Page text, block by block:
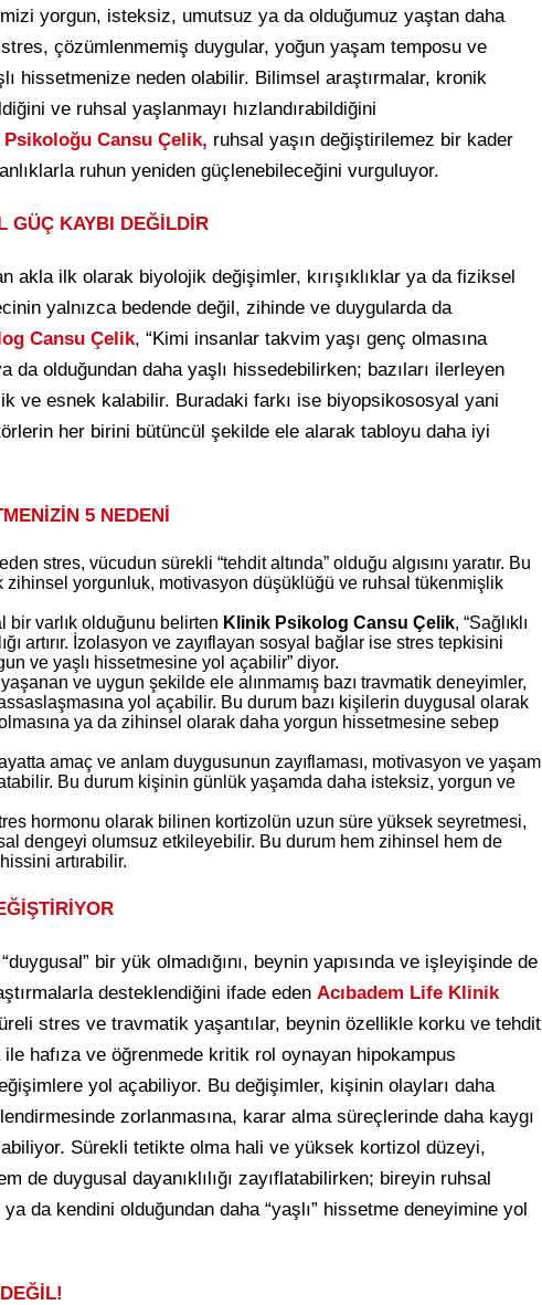
yorgun, isteksiz, umutsuz ya da olduğumuz yaştan daha
çözümlenmemiş duygular, yoğun yaşam temposu ve
hissetmenize neden olabilir. Bilimsel araştırmalar, kronik
ve ruhsal yaşlanmayı hızlandırabildiğini
Cansu Çelik, ruhsal yaşın değiştirilemez bir kader
ruhun yeniden güçlenebileceğini vurguluyor.
GÜÇ KAYBI DEĞİLDİR
akla ilk olarak biyolojik değişimler, kırışıklıklar ya da fiziksel
yalnızca bedende değil, zihinde ve duygularda da
Cansu Çelik, “Kimi insanlar takvim yaşı genç olmasına
da olduğundan daha yaşlı hissedebilirken; bazıları ilerleyen
ve esnek kalabilir. Buradaki farkı ise biyopsikososyal yani
her birini bütüncül şekilde ele alarak tabloyu daha iyi
5 NEDENİ
stres, vücudun sürekli “tehdit altında” olduğu algısını yaratır. Bu
zihinsel yorgunluk, motivasyon düşüklüğü ve ruhsal tükenmişlik
bir varlık olduğunu belirten Klinik Psikolog Cansu Çelik, “Sağlıklı
artırır. İzolasyon ve zayıflayan sosyal bağlar ise stres tepkisini
ve yaşlı hissetmesine yol açabilir” diyor.
ve uygun şekilde ele alınmamış bazı travmatik deneyimler,
yol açabilir. Bu durum bazı kişilerin duygusal olarak
olmasına ya da zihinsel olarak daha yorgun hissetmesine sebep
amaç ve anlam duygusunun zayıflaması, motivasyon ve yaşam
Bu durum kişinin günlük yaşamda daha isteksiz, yorgun ve
hormonu olarak bilinen kortizolün uzun süre yüksek seyretmesi,
dengeyi olumsuz etkileyebilir. Bu durum hem zihinsel hem de
artırabilir.
bir yük olmadığını, beynin yapısında ve işleyişinde de
desteklendiğini ifade eden Acıbadem Life Klinik
stres ve travmatik yaşantılar, beynin özellikle korku ve tehdit
ile hafıza ve öğrenmede kritik rol oynayan hipokampus
yol açabiliyor. Bu değişimler, kişinin olayları daha
zorlanmasına, karar alma süreçlerinde daha kaygı
Sürekli tetikte olma hali ve yüksek kortizol düzeyi,
de duygusal dayanıklılığı zayıflatabilirken; bireyin ruhsal
da kendini olduğundan daha “yaşlı” hissetme deneyimine yol